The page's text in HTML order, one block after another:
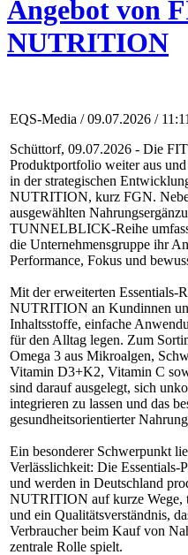
Angebot von
NUTRITION
EQS-Media / 09.07.2026 /
Schüttorf, 09.07.2026 - Die
Produktportfolio weiter aus
in der strategischen
NUTRITION, kurz FGN.
ausgewählten
TUNNELBLICK-Reihe
die Unternehmensgruppe ihr
Performance, Fokus und
Mit der erweiterten Essentials-
NUTRITION an Kundinnen
Inhaltsstoffe, einfache
für den Alltag legen. Zum
Omega 3 aus Mikroalgen,
Vitamin D3+K2, Vitamin C
sind darauf ausgelegt, sich
integrieren zu lassen und das
gesundheitsorientierter
Ein besonderer Schwerpunkt
Verlässlichkeit: Die Essentials-
und werden in Deutschland
NUTRITION auf kurze Wege,
und ein Qualitätsverständnis,
Verbraucher beim Kauf von
zentrale Rolle spielt.